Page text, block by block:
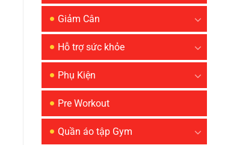
Giảm Cân
Hỗ trợ sức khỏe
Phụ Kiện
Pre Workout
Quần áo tập Gym